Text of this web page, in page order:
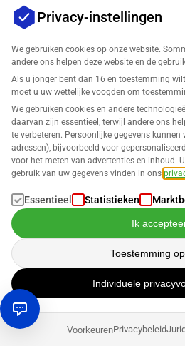
Gerelateerde berichten
Tips & Tricks
Beheer van btw over
eenvoudig gemaakt – Met
Daniel Hannig
Amazon
Amazon Productpiraterij
Tips & Tricks
Hoe betrouwbaar zijn gratis
Privacy-instellingen
We gebruiken cookies op onze website.
andere ons helpen deze website en de
Als u jonger bent dan 16 en toestemming
moet u uw wettelijke voogden om
We gebruiken cookies en andere
daarvan zijn essentieel, terwijl andere ons
te verbeteren. Persoonlijke gegevens kunnen
adressen), bijvoorbeeld voor
voor het meten van advertenties en inhoud.
gebruik van uw gegevens vinden in ons
Essentieel Statistieken
Ik
Toestemming
Individuele
VoorkeurenPrivacybeleid